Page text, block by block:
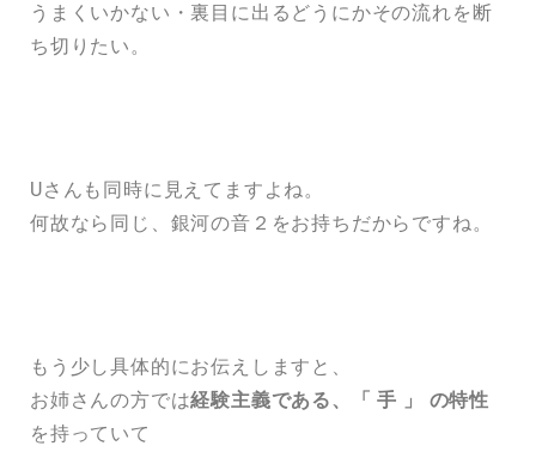
うまくいかない・裏目に出るどうにかその流れを断
ち切りたい。
Uさんも同時に見えてますよね。
何故なら同じ、銀河の音２をお持ちだからですね。
もう少し具体的にお伝えしますと、
お姉さんの方では経験主義である、「 手 」 の特性
を持っていて